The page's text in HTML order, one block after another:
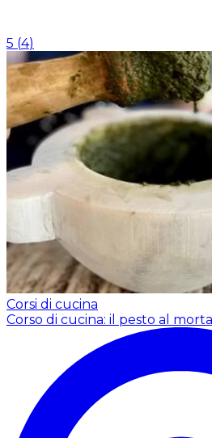
5 (4)
Corsi di cucina
Corso di cucina: il pesto al